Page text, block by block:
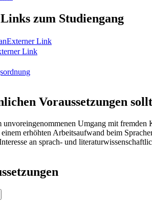
zum Studiengang
Externer Link
Link
Voraussetzungen
unvoreingenommenen Umgang mit fremden
erhöhten Arbeitsaufwand beim
an sprach- und